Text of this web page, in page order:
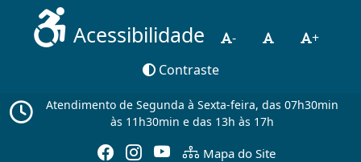
Acessibilidade -
+
Contraste
Atendimento de Segunda à Sexta-feira, das 07h30min
às 11h30min e das 13h às 17h
Mapa do Site